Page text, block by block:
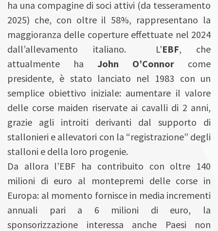
ha una compagine di soci attivi (da tesseramento
2025) che, con oltre il 58%, rappresentano la
maggioranza delle coperture effettuate nel 2024
dall’allevamento italiano. L'EBF, che
attualmente ha John O’Connor come
presidente, è stato lanciato nel 1983 con un
semplice obiettivo iniziale: aumentare il valore
delle corse maiden riservate ai cavalli di 2 anni,
grazie agli introiti derivanti dal supporto di
stallonieri e allevatori con la “registrazione” degli
stalloni e della loro progenie.
Da allora l’EBF ha contribuito con oltre 140
milioni di euro al montepremi delle corse in
Europa: al momento fornisce in media incrementi
annuali pari a 6 milioni di euro, la
sponsorizzazione interessa anche Paesi non